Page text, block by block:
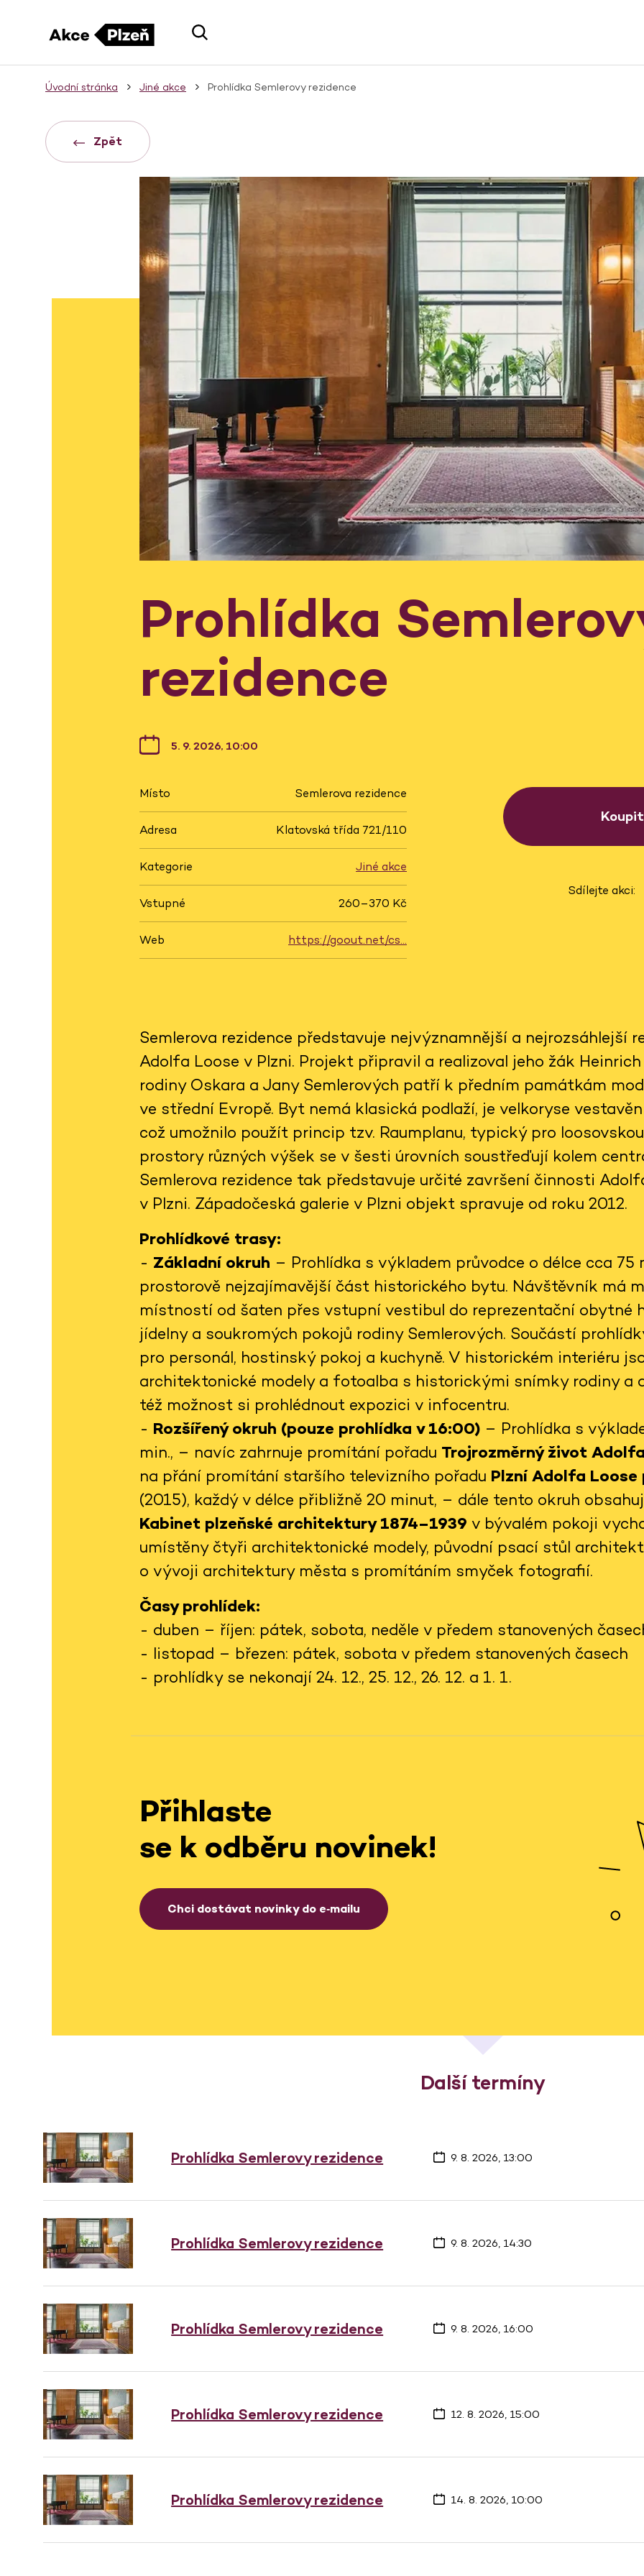
Úvodní stránka Jiné akce Prohlídka Semlerovy rezidence
Zpět
Prohlídka
rezidence
5. 9. 2026, 10:00
Místo Semlerova rezidence
Adresa Klatovská třída 721/110
Kategorie Jiné akce
Vstupné 260–370 Kč
Web https://goout.net/cs…
Sdílejte akci:
Semlerova rezidence představuje nejvýznamnější a nejrozsáhlejší
Adolfa Loose v Plzni. Projekt připravil a realizoval jeho žák
rodiny Oskara a Jany Semlerových patří k předním památkám
ve střední Evropě. Byt nemá klasická podlaží, je velkoryse
což umožnilo použít princip tzv. Raumplanu, typický pro
prostory různých výšek se v šesti úrovních soustřeďují kolem
Semlerova rezidence tak představuje určité završení činnosti
v Plzni. Západočeská galerie v Plzni objekt spravuje od roku 2012.
Prohlídkové trasy:
- Základní okruh – Prohlídka s výkladem průvodce o délce cca 75
prostorově nejzajímavější část historického bytu. Návštěvník má
místností od šaten přes vstupní vestibul do reprezentační obytné
jídelny a soukromých pokojů rodiny Semlerových. Součástí
pro personál, hostinský pokoj a kuchyně. V historickém interiéru
architektonické modely a fotoalba s historickými snímky rodiny a
též možnost si prohlédnout expozici v infocentru.
- Rozšířený okruh (pouze prohlídka v 16:00) – Prohlídka s
min., – navíc zahrnuje promítání pořadu Trojrozměrný život
na přání promítání staršího televizního pořadu Plzní Adolfa
(2015), každý v délce přibližně 20 minut, – dále tento okruh
Kabinet plzeňské architektury 1874–1939 v bývalém pokoji
umístěny čtyři architektonické modely, původní psací stůl
o vývoji architektury města s promítáním smyček fotografií.
Časy prohlídek:
- duben – říjen: pátek, sobota, neděle v předem stanovených
- listopad – březen: pátek, sobota v předem stanovených časech
- prohlídky se nekonají 24. 12., 25. 12., 26. 12. a 1. 1.
Přihlaste
se k odběru novinek!
Chci dostávat novinky do e‑mailu
Další termíny
Prohlídka Semlerovy rezidence 9. 8. 2026, 13:00
Prohlídka Semlerovy rezidence 9. 8. 2026, 14:30
Prohlídka Semlerovy rezidence 9. 8. 2026, 16:00
Prohlídka Semlerovy rezidence 12. 8. 2026, 15:00
Prohlídka Semlerovy rezidence 14. 8. 2026, 10:00